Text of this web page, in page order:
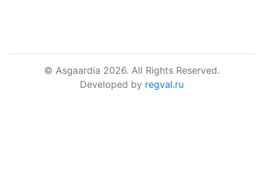
© Asgaardia 2026. All Rights Reserved.
Developed by regval.ru